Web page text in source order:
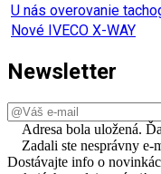
U nás overovanie
Nové IVECO X-WAY
Newsletter
Adresa bola uložená.
Zadali ste nesprávny e-
Dostávajte info o